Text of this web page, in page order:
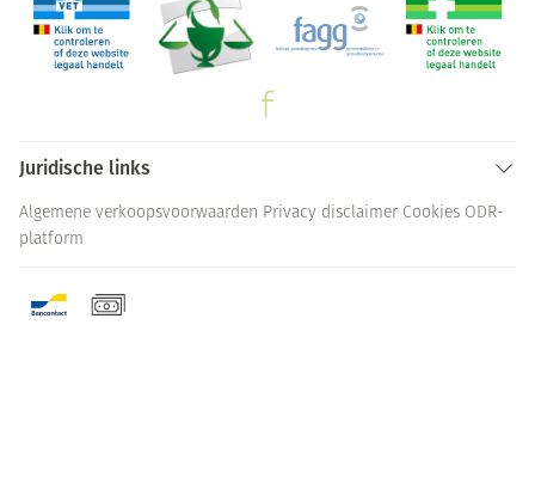
Juridische links
Algemene verkoopsvoorwaarden Privacy disclaimer Cookies ODR-
platform